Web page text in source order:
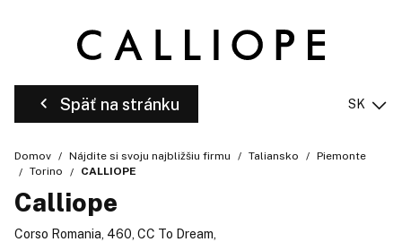
Späť na stránku SK
Domov Nájdite si svoju najbližšiu firmu Taliansko
Piemonte
Torino
CALLIOPE
Calliope
Corso Romania, 460, CC To Dream,